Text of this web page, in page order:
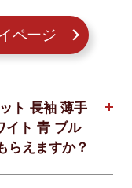
ページ
ト 長袖 薄手
イト 青 ブル
らえますか？